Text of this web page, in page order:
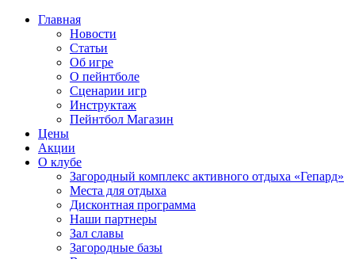
Главная
Новости
Статьи
Об игре
О пейнтболе
Сценарии игр
Инструктаж
Пейнтбол Магазин
Цены
Акции
О клубе
Загородный комплекс активного отдыха «Гепард»
Места для отдыха
Дисконтная программа
Наши партнеры
Зал славы
Загородные базы